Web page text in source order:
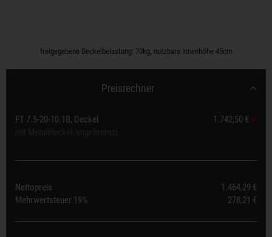
freigegebene Deckelbelastung: 70kg, nutzbare Innenhöhe 45cm
Preisrechner
FT 7.5-20-10.1B, Deckel
1.742,50 €
Nettopreis
1.464,29 €
Mehrwertsteuer 19% 278,21 €